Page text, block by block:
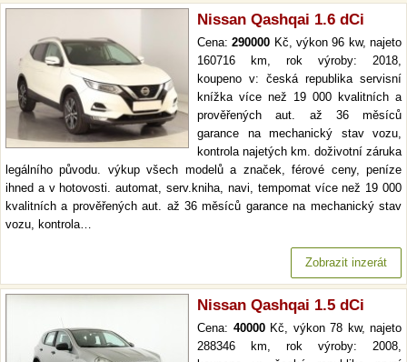
Nissan Qashqai 1.6 dCi
Cena:290000 Kč, výkon 96 kw, najeto
160716 km, rok výroby: 2018,
koupeno v: česká republika servisní
knížka více než 19 000 kvalitních a
prověřených aut. až 36 měsíců
garance na mechanický stav vozu,
kontrola najetých km. doživotní záruka
legálního původu. výkup všech modelů a značek, férové ceny, peníze
ihned a v hotovosti. automat, serv.kniha, navi, tempomat více než 19 000
kvalitních a prověřených aut. až 36 měsíců garance na mechanický stav
vozu, kontrola…
Zobrazit inzerát
Nissan Qashqai 1.5 dCi
Cena: 40000Kč, výkon 78 kw, najeto
288346 km, rok výroby: 2008,